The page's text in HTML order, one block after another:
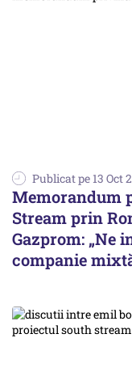
Publicat pe 13 Oct
Memorandum
Stream prin
Gazprom: „Ne
companie